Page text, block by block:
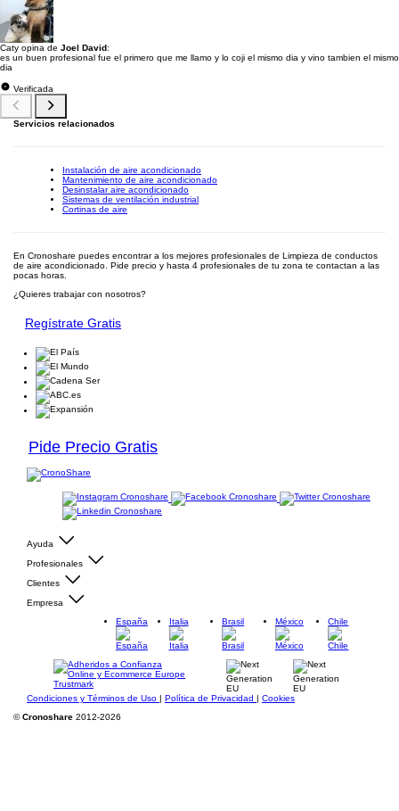
Caty opina de Joel David:
es un buen profesional fue el primero que me llamo y lo coji el mismo dia y vino tambien el mismo
dia
Verificada
Servicios relacionados
Instalación de aire acondicionado
Mantenimiento de aire acondicionado
Desinstalar aire acondicionado
Sistemas de ventilación industrial
Cortinas de aire
En Cronoshare puedes encontrar a los mejores profesionales de Limpieza de conductos
de aire acondicionado. Pide precio y hasta 4 profesionales de tu zona te contactan a las
pocas horas.
¿Quieres trabajar con nosotros?
Regístrate Gratis
Pide Precio Gratis
Ayuda
Profesionales
Clientes
Empresa
España
Italia Brasil México Chile
Condiciones y Términos de Uso | Política de Privacidad | Cookies
©Cronoshare 2012-2026